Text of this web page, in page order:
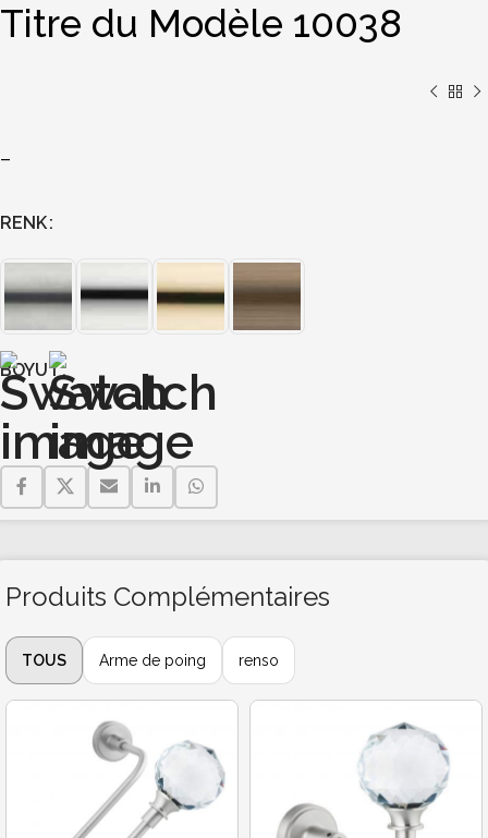
Titre du Modèle 10038
–
RENK
BOYUT
Produits Complémentaires
TOUS Arme de poing renso